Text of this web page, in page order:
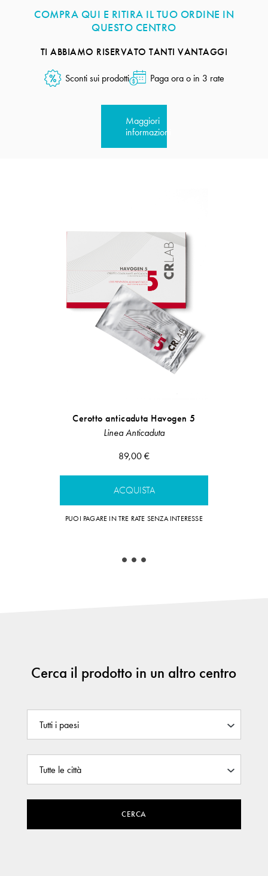
COMPRA QUI E RITIRA IL TUO ORDINE IN
QUESTO CENTRO
TI ABBIAMO RISERVATO TANTI VANTAGGI
Sconti sui prodotti Paga ora o in 3 rate
Maggiori
informazioni
Cerotto anticaduta Havogen 5
Linea Anticaduta
89,00 €
ACQUISTA
PUOI PAGARE IN TRE RATE SENZA INTERESSE
Cerca il prodotto in un altro centro
CERCA